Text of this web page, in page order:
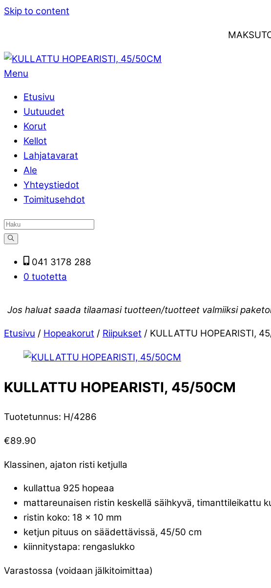
Skip to content
Menu
Etusivu
Uutuudet
Korut
Kellot
Lahjatavarat
Ale
Yhteystiedot
Toimitusehdot
041 3178 288
0 tuotetta
Jos haluat saada tilaamasi tuotteen/tuotteet valmiiksi
Etusivu / Hopeakorut / Riipukset / KULLATTU HOPEARISTI,
KULLATTU HOPEARISTI, 45/50CM
Tuotetunnus: H/4286
€89.90
Klassinen, ajaton risti ketjulla
kullattua 925 hopeaa
mattareunaisen ristin keskellä säihkyvä, timanttileikattu
ristin koko: 18 x 10 mm
ketjun pituus on säädettävissä, 45/50 cm
kiinnitystapa: rengaslukko
Varastossa (voidaan jälkitoimittaa)